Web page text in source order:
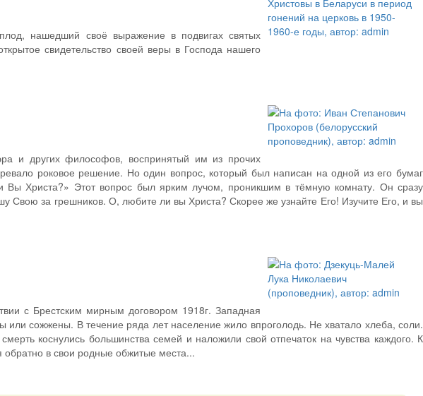
нашедший своё выражение в подвигах святых
свидетельство своей веры в Господа нашего
и других философов, воспринятый им из прочих
роковое решение. Но один вопрос, который был написан на одной из его бумаг
Христа?» Этот вопрос был ярким лучом, проникшим в тёмную комнату. Он сразу
за грешников. О, любите ли вы Христа? Скорее же узнайте Его! Изучите Его, и вы
с Брестским мирным договором 1918г. Западная
сожжены. В течение ряда лет население жило впроголодь. Не хватало хлеба, соли.
коснулись большинства семей и наложили свой отпечаток на чувства каждого. К
в свои родные обжитые места...